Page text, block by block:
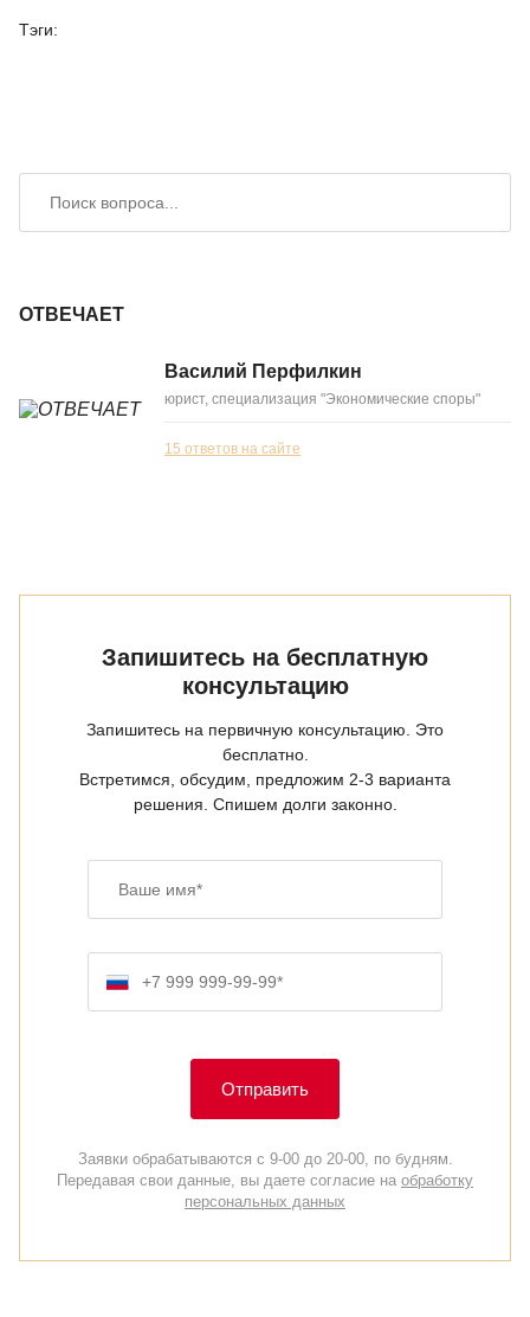
Тэги:
ОТВЕЧАЕТ
Василий Перфилкин
юрист, специализация "Экономические споры"
15 ответов на сайте
Запишитесь на бесплатную
консультацию
Запишитесь на первичную консультацию. Это
бесплатно.
Встретимся, обсудим, предложим 2-3 варианта
решения. Спишем долги законно.
Отправить
Заявки обрабатываются с 9-00 до 20-00, по будням.
Передавая свои данные, вы даете согласие на обработку
персональных данных